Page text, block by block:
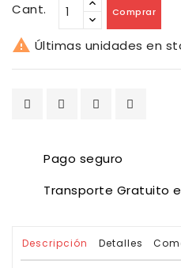
Cant. Comprar
 Últimas unidades en
Pago seguro
Transporte Gratuito
Descripción Detalles